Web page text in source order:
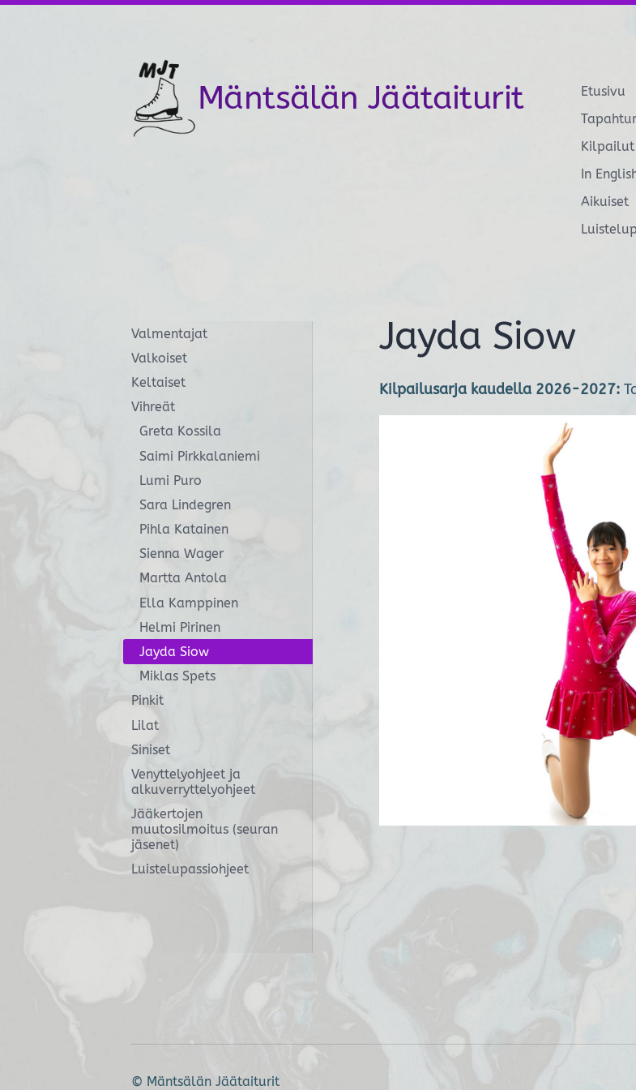
Mäntsälän Jäätaiturit Etusivu
Kilpailut
In
Aikuiset
Valmentajat
Valkoiset
Keltaiset
Vihreät
Greta Kossila
Saimi Pirkkalaniemi
Lumi Puro
Sara Lindegren
Pihla Katainen
Sienna Wager
Martta Antola
Ella Kamppinen
Helmi Pirinen
Jayda Siow
Miklas Spets
Pinkit
Lilat
Siniset
Venyttelyohjeet ja
alkuverryttelyohjeet
Jääkertojen
muutosilmoitus (seuran
jäsenet)
Luistelupassiohjeet
Jayda Siow
Kilpailusarja kaudella 2026-2027:
© Mäntsälän Jäätaiturit